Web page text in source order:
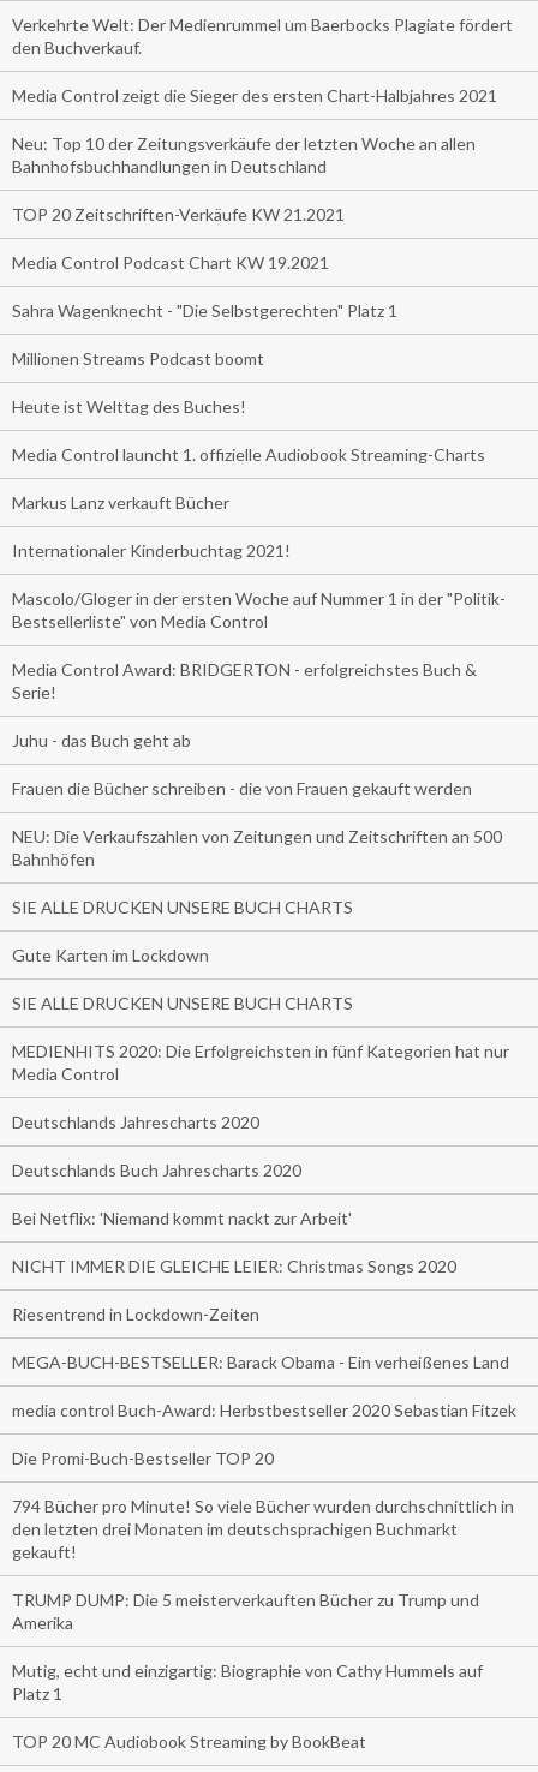
Verkehrte Welt: Der Medienrummel um Baerbocks Plagiate fördert
den Buchverkauf.
Media Control zeigt die Sieger des ersten Chart-Halbjahres 2021
Neu: Top 10 der Zeitungsverkäufe der letzten Woche an allen
Bahnhofsbuchhandlungen in Deutschland
TOP 20 Zeitschriften-Verkäufe KW 21.2021
Media Control Podcast Chart KW 19.2021
Sahra Wagenknecht - "Die Selbstgerechten" Platz 1
Millionen Streams Podcast boomt
Heute ist Welttag des Buches!
Media Control launcht 1. offizielle Audiobook Streaming-Charts
Markus Lanz verkauft Bücher
Internationaler Kinderbuchtag 2021!
Mascolo/Gloger in der ersten Woche auf Nummer 1 in der "Politik-
Bestsellerliste" von Media Control
Media Control Award: BRIDGERTON - erfolgreichstes Buch &
Serie!
Juhu - das Buch geht ab
Frauen die Bücher schreiben - die von Frauen gekauft werden
NEU: Die Verkaufszahlen von Zeitungen und Zeitschriften an 500
Bahnhöfen
SIE ALLE DRUCKEN UNSERE BUCH CHARTS
Gute Karten im Lockdown
SIE ALLE DRUCKEN UNSERE BUCH CHARTS
MEDIENHITS 2020: Die Erfolgreichsten in fünf Kategorien hat nur
Media Control
Deutschlands Jahrescharts 2020
Deutschlands Buch Jahrescharts 2020
Bei Netflix: 'Niemand kommt nackt zur Arbeit'
NICHT IMMER DIE GLEICHE LEIER: Christmas Songs 2020
Riesentrend in Lockdown-Zeiten
MEGA-BUCH-BESTSELLER: Barack Obama - Ein verheißenes Land
media control Buch-Award: Herbstbestseller 2020 Sebastian Fitzek
Die Promi-Buch-Bestseller TOP 20
794 Bücher pro Minute! So viele Bücher wurden durchschnittlich in
den letzten drei Monaten im deutschsprachigen Buchmarkt
gekauft!
TRUMP DUMP: Die 5 meisterverkauften Bücher zu Trump und
Amerika
Mutig, echt und einzigartig: Biographie von Cathy Hummels auf
Platz 1
TOP 20 MC Audiobook Streaming by BookBeat